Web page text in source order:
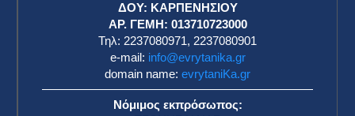
ΔΟΥ: ΚΑΡΠΕΝΗΣΙΟΥ
ΑΡ. ΓΕΜΗ: 013710723000
Τηλ: 2237080971, 2237080901
e-mail: info@evrytanika.gr
domain name: evrytaniKa.gr
Νόμιμος εκπρόσωπος: